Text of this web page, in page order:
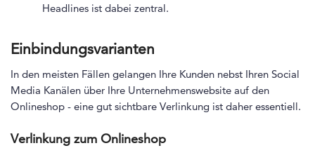
Headlines ist dabei zentral.
Einbindungsvarianten
In den meisten Fällen gelangen Ihre Kunden nebst Ihren Social
Media Kanälen über Ihre Unternehmenswebsite auf den
Onlineshop - eine gut sichtbare Verlinkung ist daher essentiell.
Verlinkung zum Onlineshop